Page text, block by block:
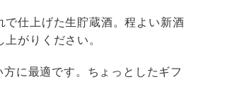
仕上げた生貯蔵酒。程よい新酒
がりください。
に最適です。ちょっとしたギフ